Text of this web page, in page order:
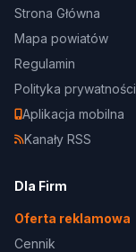
Strona Główna
Mapa powiatów
Regulamin
Polityka prywatności
Aplikacja mobilna
Kanały RSS
Dla Firm
Oferta reklamowa
Cennik